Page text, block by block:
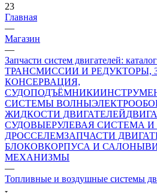
23
Главная
—
Магазин
—
Запчасти систем двигателей:
ТРАНСМИССИИ И РЕДУКТОРЫ,
КОНСЕРВАЦИЯ,
СУДОПОДЪЁМНИКИ
СИСТЕМЫ ВОЛНЫ
ЖИДКОСТИ ДВИГАТЕЛЕЙ
СУДОВЫЕРУЛЕВАЯ СИСТЕМА И
ДРОССЕЛЕМЗАПЧАСТИ
БЛОКОВКОРПУСА И САЛОНЫ
МЕХАНИЗМЫ
—
Топливные и воздушные системы